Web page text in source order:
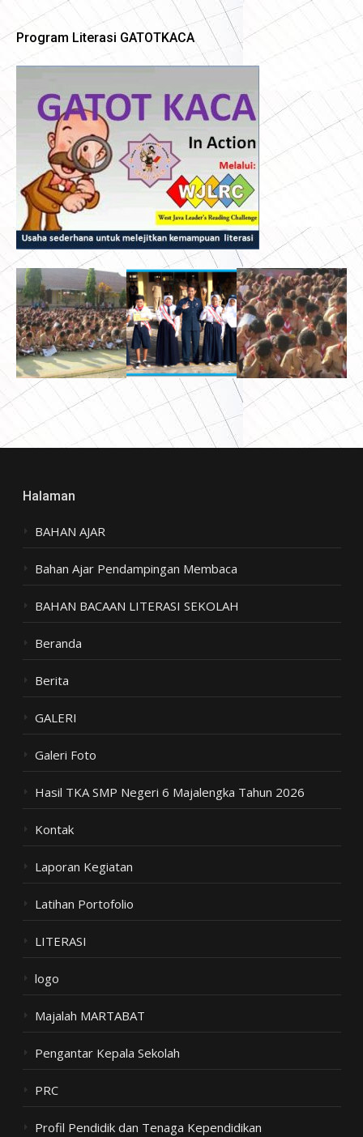
Program Literasi GATOTKACA
Halaman
BAHAN AJAR
Bahan Ajar Pendampingan Membaca
BAHAN BACAAN LITERASI SEKOLAH
Beranda
Berita
GALERI
Galeri Foto
Hasil TKA SMP Negeri 6 Majalengka Tahun 2026
Kontak
Laporan Kegiatan
Latihan Portofolio
LITERASI
logo
Majalah MARTABAT
Pengantar Kepala Sekolah
PRC
Profil Pendidik dan Tenaga Kependidikan